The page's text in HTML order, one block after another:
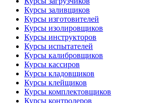
Курсы заливщиков
Курсы изготовителей
Курсы изолировщиков
Курсы инструкторов
Курсы испытателей
Курсы калибровщиков
Курсы кассиров
Курсы кладовщиков
Курсы клейщиков
Курсы комплектовщиков
Курсы контролеров